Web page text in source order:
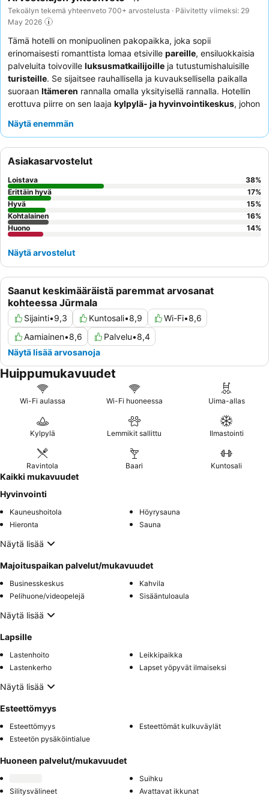
Tekoälyn tekemä yhteenveto 700+ arvostelusta · Päivitetty viimeksi: 29
May 2026
Tämä hotelli on monipuolinen pakopaikka, joka sopii
erinomaisesti romanttista lomaa etsiville pareille, ensiluokkaisia
palveluita toivoville luksusmatkailijoille ja tutustumishaluisille
turisteille. Se sijaitsee rauhallisella ja kuvauksellisella paikalla
suoraan Itämeren rannalla omalla yksityisellä rannalla. Hotellin
erottuva piirre on sen laaja kylpylä- ja hyvinvointikeskus, johon
lääketieteellisiä ja kosmeettisia hoitoja. Asiakkaat kehuvat
aamiaispöytä
herkullisista tarjoiluistaan, mukaan lukien tuore lohi ja Prosecco.
Parhaan kokemuksen saamiseksi harkitse huoneen varaamista
merinäköalaparvekkeella
, jotta voit nauttia upeista maisemista.
Näytä enemmän
Saanut keskimääräistä paremmat arvosanat
kohteessa Jūrmala
Sijainti•9,3 Kuntosali•8,9 Wi-Fi•8,6
Aamiainen•8,6 Palvelu•8,4
Näytä lisää arvosanoja
Asiakasarvostelut
Loistava 38%
Erittäin hyvä
17%
Hyvä
15%
Kohtalainen
16%
Huono
14%
Näytä arvostelut
Huippumukavuudet
Wi-Fi aulassa Wi-Fi huoneessa Uima-allas
Kylpylä Lemmikit sallittu Ilmastointi
Ravintola Baari Kuntosali
Kaikki mukavuudet
Hyvinvointi
Kauneushoitola
Höyrysauna
Hieronta
Sauna
Näytä lisää
Majoituspaikan palvelut/mukavuudet
Businesskeskus
Kahvila
Pelihuone/videopelejä
Sisääntuloaula
Näytä lisää
Lapsille
Lastenhoito
Leikkipaikka
Lastenkerho
Lapset yöpyvät ilmaiseksi
Näytä lisää
Esteettömyys
Esteettömyys
Esteettömät kulkuväylät
Esteetön pysäköintialue
Huoneen palvelut/mukavuudet
Suihku
Silitysvälineet
Avattavat ikkunat